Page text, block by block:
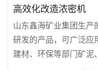
高效化改造浓密机
山东鑫海矿业集团生
研发的产品，可广泛应
建材、环保等部门矿泥